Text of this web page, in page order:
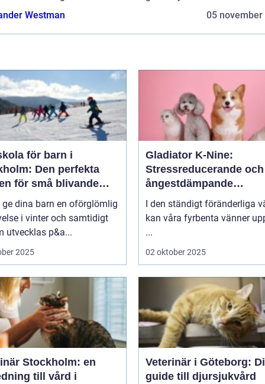
Westman
05 november
för barn i
Den perfekta
för små blivande
ge dina barn en oförglömlig
i vinter och samtidigt
utvecklas p&a...
2025
Gladiator K-Nine:
Stressreducerande och
ångestdämpande
hundhalsband
I den ständigt föränderliga
kan våra fyrbenta vänner
...
02 oktober 2025
Stockholm: en
till vård i
Veterinär i Göteborg:
guide till djursjukvård